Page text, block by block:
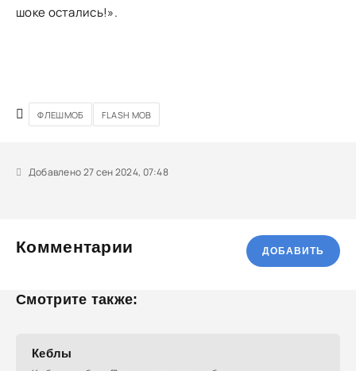
шоке остались!».
ФЛЕШМОБ FLASH MOB
Добавлено 27 сен 2024, 07:48
Комментарии ДОБАВИТЬ
Смотрите также:
Кеблы